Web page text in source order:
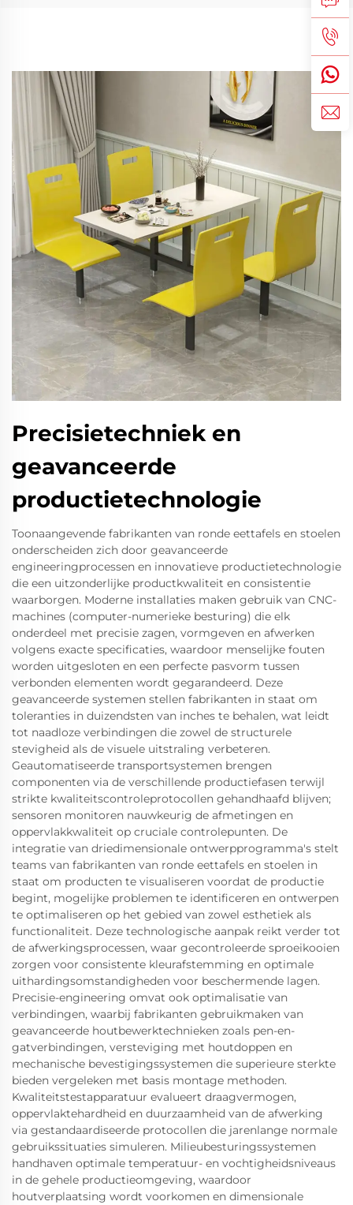
Precisietechniek en
geavanceerde
productietechnologie
Toonaangevende fabrikanten van ronde eettafels en stoelen
onderscheiden zich door geavanceerde
engineeringprocessen en innovatieve productietechnologie
die een uitzonderlijke productkwaliteit en consistentie
waarborgen. Moderne installaties maken gebruik van CNC-
machines (computer-numerieke besturing) die elk
onderdeel met precisie zagen, vormgeven en afwerken
volgens exacte specificaties, waardoor menselijke fouten
worden uitgesloten en een perfecte pasvorm tussen
verbonden elementen wordt gegarandeerd. Deze
geavanceerde systemen stellen fabrikanten in staat om
toleranties in duizendsten van inches te behalen, wat leidt
tot naadloze verbindingen die zowel de structurele
stevigheid als de visuele uitstraling verbeteren.
Geautomatiseerde transportsystemen brengen
componenten via de verschillende productiefasen terwijl
strikte kwaliteitscontroleprotocollen gehandhaafd blijven;
sensoren monitoren nauwkeurig de afmetingen en
oppervlakkwaliteit op cruciale controlepunten. De
integratie van driedimensionale ontwerpprogramma's stelt
teams van fabrikanten van ronde eettafels en stoelen in
staat om producten te visualiseren voordat de productie
begint, mogelijke problemen te identificeren en ontwerpen
te optimaliseren op het gebied van zowel esthetiek als
functionaliteit. Deze technologische aanpak reikt verder tot
de afwerkingsprocessen, waar gecontroleerde sproeikooien
zorgen voor consistente kleurafstemming en optimale
uithardingsomstandigheden voor beschermende lagen.
Precisie-engineering omvat ook optimalisatie van
verbindingen, waarbij fabrikanten gebruikmaken van
geavanceerde houtbewerktechnieken zoals pen-en-
gatverbindingen, versteviging met houtdoppen en
mechanische bevestigingssystemen die superieure sterkte
bieden vergeleken met basis montage methoden.
Kwaliteitstestapparatuur evalueert draagvermogen,
oppervlaktehardheid en duurzaamheid van de afwerking
via gestandaardiseerde protocollen die jarenlange normale
gebruikssituaties simuleren. Milieubesturingssystemen
handhaven optimale temperatuur- en vochtigheidsniveaus
in de gehele productieomgeving, waardoor
houtverplaatsing wordt voorkomen en dimensionale